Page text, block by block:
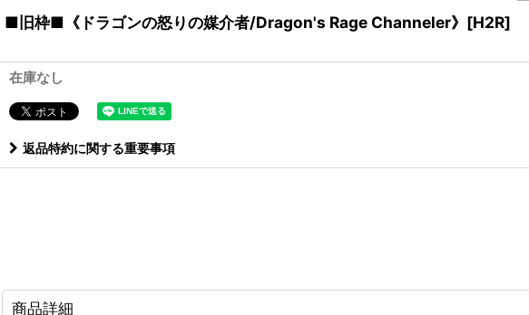
■旧枠■《ドラゴンの怒りの媒介者/Dragon's Rage Channeler》[H2R]
在庫なし
返品特約に関する重要事項
商品詳細